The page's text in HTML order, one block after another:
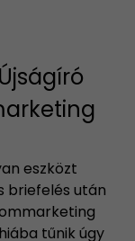
eszközt
briefelés után
tűnik úgy